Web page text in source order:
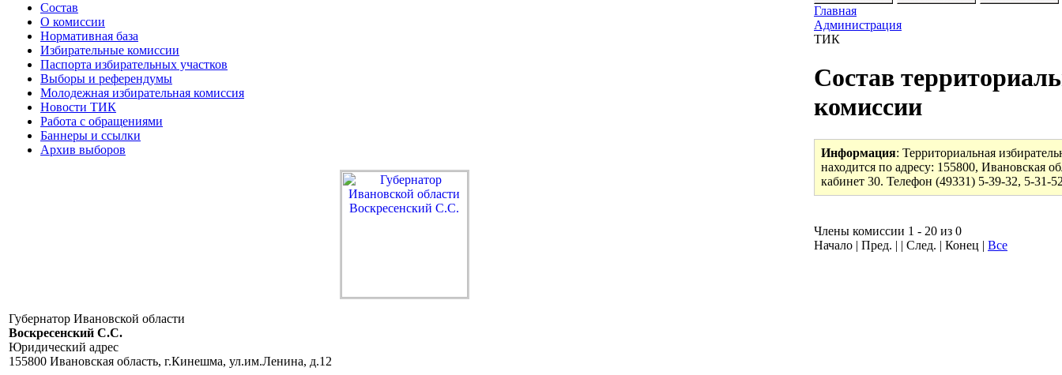
Состав
О комиссии
Нормативная база
Избирательные комиссии
Паспорта избирательных участков
Выборы и референдумы
Молодежная избирательная комиссия
Новости ТИК
Работа с обращениями
Баннеры и ссылки
Архив выборов
Губернатор Ивановской области
Воскресенский C.C.
Юридический адрес
155800 Ивановская область, г.Кинешма, ул.им.Ленина, д.12
Главная
Администрация
ТИК
Состав
комиссии
Информация: Территориальная
находится по адресу: 155800, Ивановская
кабинет 30. Телефон (49331) 5-39-32, 5-31-
Члены комиссии 1 - 20 из 0
Начало | Пред. | | След. | Конец | Все